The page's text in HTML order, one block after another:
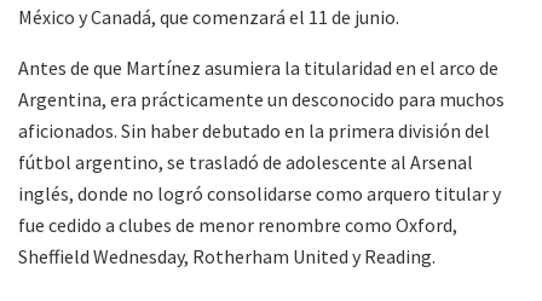
México y Canadá, que comenzará el 11 de junio.
Antes de que Martínez asumiera la titularidad en el arco de
Argentina, era prácticamente un desconocido para muchos
aficionados. Sin haber debutado en la primera división del
fútbol argentino, se trasladó de adolescente al Arsenal
inglés, donde no logró consolidarse como arquero titular y
fue cedido a clubes de menor renombre como Oxford,
Sheffield Wednesday, Rotherham United y Reading.